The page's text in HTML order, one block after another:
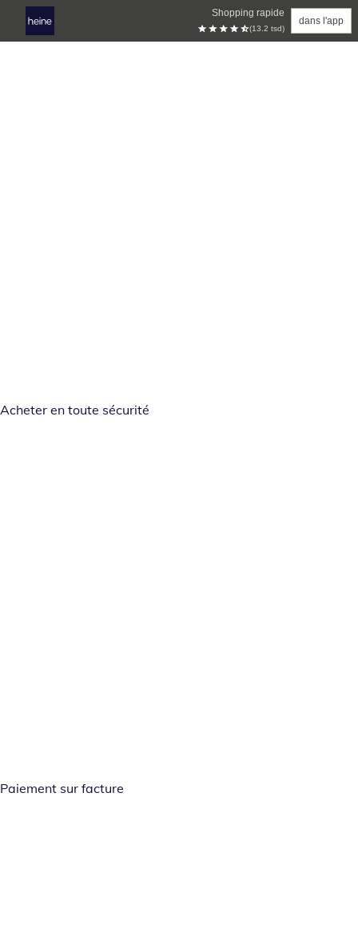
Shopping rapide
(13.2 tsd)
dans l'app
Acheter en toute sécurité
Paiement sur facture